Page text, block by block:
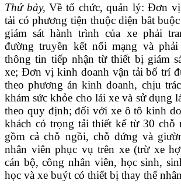
Thứ bảy, Về tổ chức, quản lý: Đơn
tải có phương tiện thuộc diện bắt
giám sát hành trình của xe phải
đường truyền kết nối mạng và
thông tin tiếp nhận từ thiết bị giám
xe; Đơn vị kinh doanh vận tải bố trí
theo phương án kinh doanh, chịu
khám sức khỏe cho lái xe và sử dụng
theo quy định; đối với xe ô tô kinh
khách có trọng tải thiết kế từ 30 chỗ
gồm cả chỗ ngồi, chỗ đứng và
nhân viên phục vụ trên xe (trừ xe
cán bộ, công nhân viên, học sinh,
học và xe buýt có thiết bị thay thế